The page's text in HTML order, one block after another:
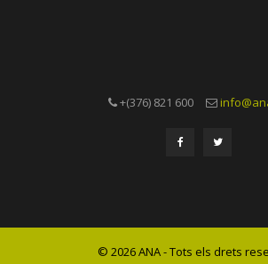
+(376) 821 600
© 2026 ANA - Tots els drets